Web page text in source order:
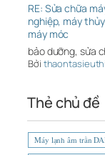
RE: Sửa chữa
nghiệp, máy
máy móc
bảo dưỡng, sửa
Bởi thaontasieuthi
Thẻ chủ đề
Máy lạnh âm trần